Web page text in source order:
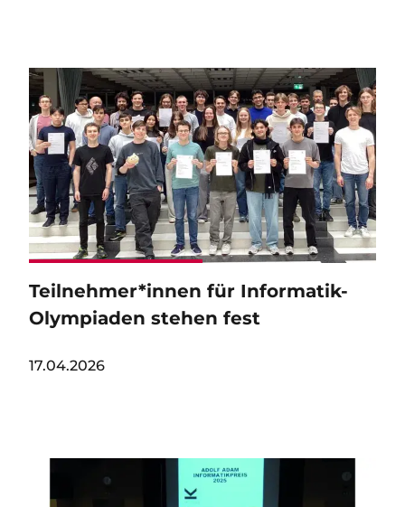
Image
Teilnehmer*innen für Informatik-
Olympiaden stehen fest
17.04.2026